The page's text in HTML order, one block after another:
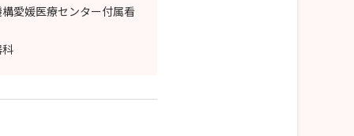
愛媛医療センター付属看